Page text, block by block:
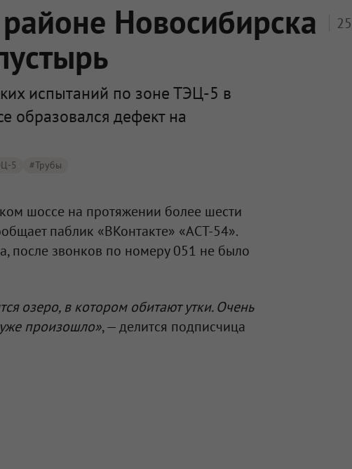
Новосибирска
испытаний по зоне ТЭЦ-5 в
образовался дефект на
5 #трубы
шоссе на протяжении более шести
паблик «ВКонтакте» «АСТ-54».
после звонков по номеру 051 не было
озеро, в котором обитают утки. Очень
произошло», — делится подписчица